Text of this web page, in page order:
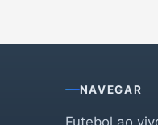
NAVEGAR